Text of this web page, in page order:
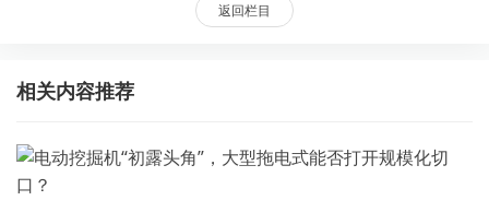
返回栏目
相关内容推荐